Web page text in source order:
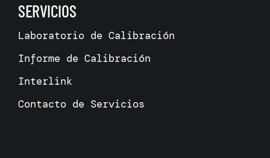
SERVICIOS
Laboratorio de Calibración
Informe de Calibración
Interlink
Contacto de Servicios